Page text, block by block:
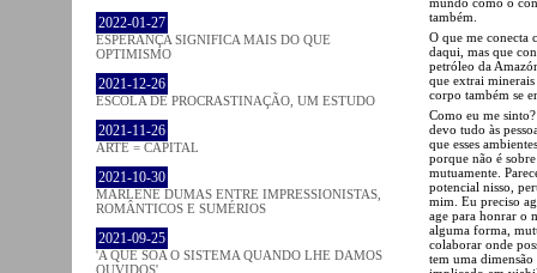
2022-01-27
ESPERANÇA SIGNIFICA MAIS DO QUE
OPTIMISMO
2021-12-26
ESCOLA DE PROCRASTINAÇÃO, UM ESTUDO
2021-11-26
ARTE = CAPITAL
2021-10-30
MARLENE DUMAS ENTRE IMPRESSIONISTAS,
ROMÂNTICOS E SUMÉRIOS
2021-09-25
'A QUE SOA O SISTEMA QUANDO LHE DAMOS
OUVIDOS'
também.
O que me conecta
daqui, mas que
petróleo da
que extrai
corpo também se
Como eu me
devo tudo às
que esses
porque não é
mutuamente.
potencial nisso,
mim. Eu preciso
age para honrar o
alguma forma,
colaborar onde
tem uma